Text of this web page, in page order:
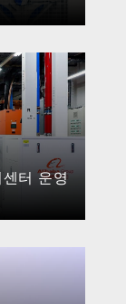
터 운영